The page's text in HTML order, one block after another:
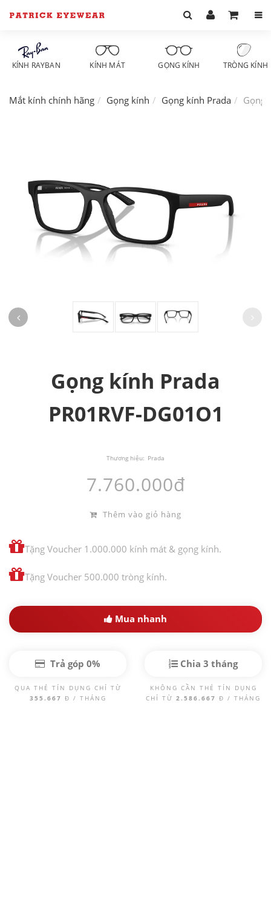
KÍNH RAYBAN KÍNH MÁT GỌNG KÍNH TRÒNG KÍNH
Mắt kính chính hãng Gọng kính Gọng kính Prada Gọng
Gọng kính Prada
PR01RVF-DG01O1
Thương hiệu: Prada
7.760.000đ
Thêm vào giỏ hàng
Tặng Voucher 1.000.000 kính mát & gọng kính.
Tặng Voucher 500.000 tròng kính.
Mua nhanh
Trả góp 0%
QUA THẺ TÍN DỤNG CHỈ TỪ
355.667 Đ / THÁNG
Chia 3 tháng
KHÔNG CẦN THẺ TÍN DỤNG
CHỈ TỪ 2.586.667 Đ / THÁNG